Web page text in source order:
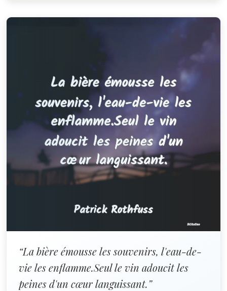
“La bière émousse les souvenirs, l'eau-de-
vie les enflamme.Seul le vin adoucit les
peines d'un cœur languissant.”